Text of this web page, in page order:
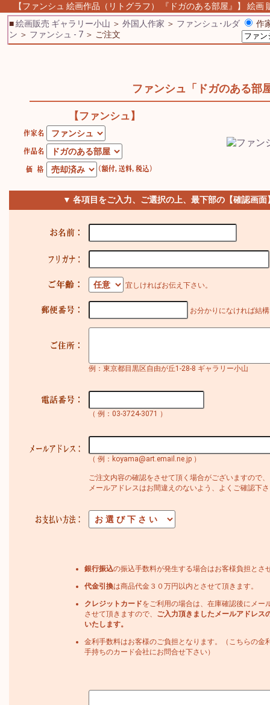
【ファンシュ 絵画作品（リトグラフ） 『ドガのある部屋』】 絵画
■絵画販売 ギャラリー小山 ＞ 外国人作家 ＞ ファンシュ･ルダ
ン ＞ ファンシュ - 7 ＞ ご注文
作
ファンシュ「ドガのある部
【ファンシュ】
▼ 各項目をご入力、ご選択の上、最下部の【確認画
宜しければお伝え下さい。
お分かりになければ結
例：東京都目黒区自由が丘1-28-8 ギャラリー小山
（ 例：03-3724-3071 ）
（ 例：koyama@art.email.ne.jp ）
ご注文内容の確認をさせて頂く場合がございますので、
メールアドレスはお間違えのないよう、よくご確認下
銀行振込の振込手数料が発生する場合はお客様負担とさ
代金引換は商品代金３０万円以内とさせて頂きます。
クレジットカードをご利用の場合は、在庫確認後にメー
させて頂きますので、
ご入力頂きましたメールアドレス
いたします。
金利手数料はお客様のご負担となります。（こちらの金
手持ちのカード会社にお問合せ下さい）